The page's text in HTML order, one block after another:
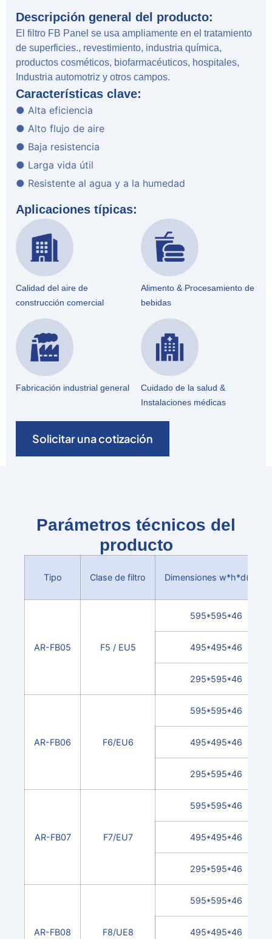
Descripción general del producto:
El filtro FB Panel se usa ampliamente en el tratamiento
de superficies., revestimiento, industria química,
productos cosméticos, biofarmacéuticos, hospitales,
Industria automotriz y otros campos.
Características clave:
● Alta eficiencia
● Alto flujo de aire
● Baja resistencia
● Larga vida útil
● Resistente al agua y a la humedad
Aplicaciones típicas:
Calidad del aire de
construcción comercial
Alimento & Procesamiento de
bebidas
Fabricación industrial general
Cuidado de la salud &
Instalaciones médicas
Solicitar una cotización
Parámetros técnicos del
producto
Tipo Clase de filtro Dimensiones w*h*d(mm)
AR-FB05 F5 / EU5
595*595*46
495*495*46
295*595*46
AR-FB06 F6/EU6
595*595*46
495*495*46
295*595*46
AR-FB07 F7/EU7
595*595*46
495*495*46
295*595*46
AR-FB08 F8/UE8
595*595*46
495*495*46